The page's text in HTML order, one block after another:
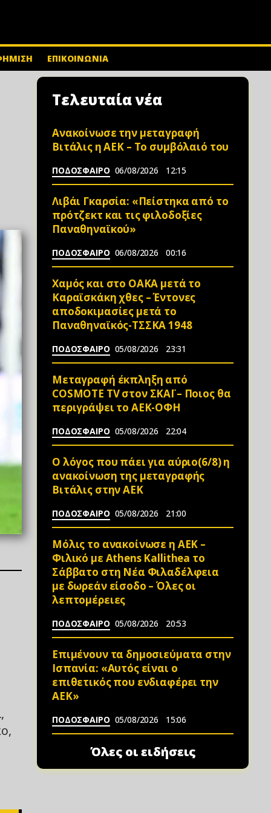
ΕΠΙΚΟΙΝΩΝΙΑ
Τελευταία νέα
Ανακοίνωσε την μεταγραφή
Βιτάλις η ΑΕΚ – Το συμβόλαιό του
ΠΟΔΟΣΦΑΙΡΟ 06/08/2026 12:15
Λιβάι Γκαρσία: «Πείστηκα από το
πρότζεκτ και τις φιλοδοξίες
Παναθηναϊκού»
ΠΟΔΟΣΦΑΙΡΟ 06/08/2026 00:16
Χαμός και στο ΟΑΚΑ μετά το
Καραϊσκάκη χθες – Έντονες
αποδοκιμασίες μετά το
Παναθηναϊκός-ΤΣΣΚΑ 1948
ΠΟΔΟΣΦΑΙΡΟ 05/08/2026 23:31
Μεταγραφή έκπληξη από
COSMOTE TV στον ΣΚΑΪ – Ποιος θα
περιγράψει το ΑΕΚ-ΟΦΗ
ΠΟΔΟΣΦΑΙΡΟ 05/08/2026 22:04
Ο λόγος που πάει για αύριο(6/8) η
ανακοίνωση της μεταγραφής
Βιτάλις στην ΑΕΚ
ΠΟΔΟΣΦΑΙΡΟ 05/08/2026 21:00
Μόλις το ανακοίνωσε η ΑΕΚ –
Φιλικό με Athens Kallithea το
Σάββατο στη Νέα Φιλαδέλφεια
με δωρεάν είσοδο – Όλες οι
λεπτομέρειες
ΠΟΔΟΣΦΑΙΡΟ 05/08/2026 20:53
Επιμένουν τα δημοσιεύματα στην
Ισπανία: «Αυτός είναι ο
επιθετικός που ενδιαφέρει την
ΑΕΚ»
ΠΟΔΟΣΦΑΙΡΟ 05/08/2026 15:06
Όλες οι ειδήσεις